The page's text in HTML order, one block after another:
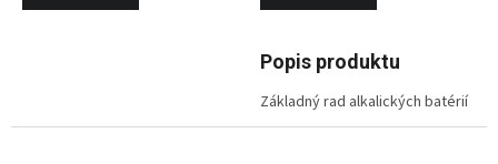
Popis produktu
Základný rad alkalických batérií
vyniká dobou prevádzky v